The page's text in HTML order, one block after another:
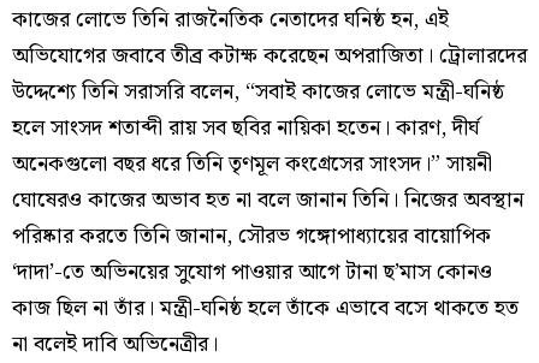
কাজের লোভে তিনি রাজনৈতিক নেতাদের ঘনিষ্ঠ হন, এই
অভিযোগের জবাবে তীব্র কটাক্ষ করেছেন অপরাজিতা। ট্রোলারদের
উদ্দেশ্যে তিনি সরাসরি বলেন, “সবাই কাজের লোভে মন্ত্রী-ঘনিষ্ঠ
হলে সাংসদ শতাব্দী রায় সব ছবির নায়িকা হতেন। কারণ, দীর্ঘ
অনেকগুলো বছর ধরে তিনি তৃণমূল কংগ্রেসের সাংসদ।” সায়নী
ঘোষেরও কাজের অভাব হত না বলে জানান তিনি। নিজের অবস্থান
পরিষ্কার করতে তিনি জানান, সৌরভ গঙ্গোপাধ্যায়ের বায়োপিক
‘দাদা’-তে অভিনয়ের সুযোগ পাওয়ার আগে টানা ছ’মাস কোনও
কাজ ছিল না তাঁর। মন্ত্রী-ঘনিষ্ঠ হলে তাঁকে এভাবে বসে থাকতে হত
না বলেই দাবি অভিনেত্রীর।